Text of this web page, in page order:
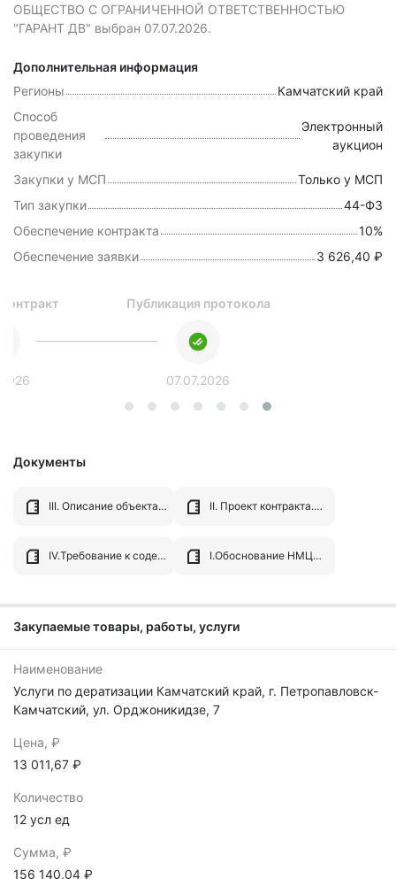
ОБЩЕСТВО С ОГРАНИЧЕННОЙ ОТВЕТСТВЕННОСТЬЮ
"ГАРАНТ ДВ" выбран 07.07.2026.
Дополнительная информация
Регионы
Камчатский край
Способ
проведения
закупки
Электронный
аукцион
Закупки у МСП
Только у МСП
Тип закупки
44-ФЗ
Обеспечение контракта
10%
Обеспечение заявки
3 626,40 ₽
Публикация протокола
07.07.2026
Документы
III. Описание объекта закупки.docx II. Проект контракта.docx
IV.Требование к содержанию, составу заявки.docx I.Обоснование НМЦК.xlsx
Закупаемые товары, работы, услуги
Наименование
Услуги по дератизации Камчатский край, г. Петропавловск-
Камчатский, ул. Орджоникидзе, 7
Цена, ₽
13 011,67 ₽
Количество
12 усл ед
Сумма, ₽
156 140,04 ₽